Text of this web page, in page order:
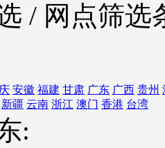
/ 网点筛选
安徽 福建 甘肃 广东 广西 贵州
新疆 云南 浙江 澳门 香港 台湾
: